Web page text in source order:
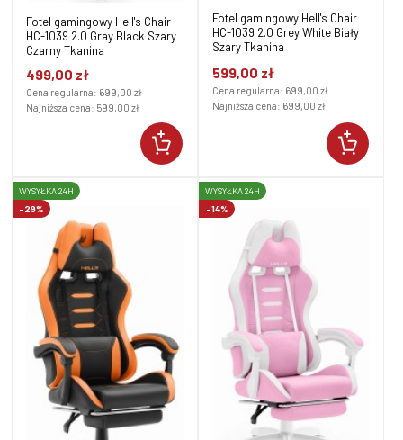
Fotel gamingowy Hell's Chair
HC-1039 2.0 Gray Black Szary
Czarny Tkanina
499,00 zł
Cena regularna: 699,00 zł
Najniższa cena: 599,00 zł
Fotel gamingowy Hell's Chair
HC-1039 2.0 Grey White Biały
Szary Tkanina
599,00 zł
Cena regularna: 699,00 zł
Najniższa cena: 699,00 zł
-29%
WYSYŁKA 24H
-14%
WYSYŁKA 24H